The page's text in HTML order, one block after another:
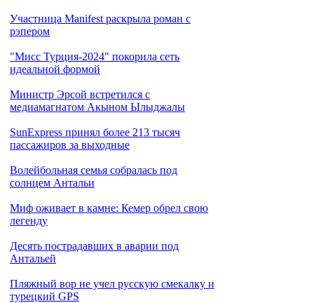
Участница Manifest раскрыла роман с
рэпером
"Мисс Турция-2024" покорила сеть
идеальной формой
Министр Эрсой встретился с
медиамагнатом Акыном Ылыджалы
SunExpress принял более 213 тысяч
пассажиров за выходные
Волейбольная семья собралась под
солнцем Антальи
Миф оживает в камне: Кемер обрел свою
легенду
Десять пострадавших в аварии под
Антальей
Пляжный вор не учел русскую смекалку и
турецкий GPS